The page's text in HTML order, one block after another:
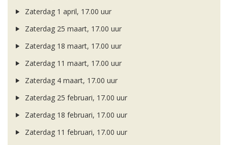
Zaterdag 1 april, 17.00 uur
Zaterdag 25 maart, 17.00 uur
Zaterdag 18 maart, 17.00 uur
Zaterdag 11 maart, 17.00 uur
Zaterdag 4 maart, 17.00 uur
Zaterdag 25 februari, 17.00 uur
Zaterdag 18 februari, 17.00 uur
Zaterdag 11 februari, 17.00 uur